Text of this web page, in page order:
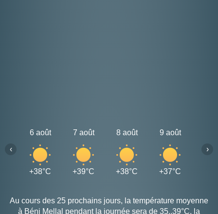
6 août
+38°C
7 août
+39°C
8 août
+38°C
9 août
+37°C
‹ ›
Au cours des 25 prochains jours, la température moyenne
à Béni Mellal pendant la journée sera de 35..39°C, la